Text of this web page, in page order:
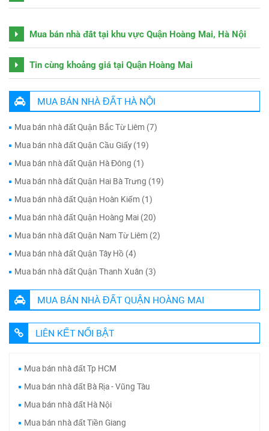
Mua bán nhà đất tại khu vực Quận Hoàng Mai, Hà Nội
Tin cùng khoảng giá tại Quận Hoàng Mai
MUA BÁN NHÀ ĐẤT HÀ NỘI
Mua bán nhà đất Quận Bắc Từ Liêm (7)
Mua bán nhà đất Quận Cầu Giấy (19)
Mua bán nhà đất Quận Hà Đông (1)
Mua bán nhà đất Quận Hai Bà Trưng (19)
Mua bán nhà đất Quận Hoàn Kiếm (1)
Mua bán nhà đất Quận Hoàng Mai (20)
Mua bán nhà đất Quận Nam Từ Liêm (2)
Mua bán nhà đất Quận Tây Hồ (4)
Mua bán nhà đất Quận Thanh Xuân (3)
MUA BÁN NHÀ ĐẤT QUẬN HOÀNG MAI
LIÊN KẾT NỔI BẬT
Mua bán nhà đất Tp HCM
Mua bán nhà đất Bà Rịa - Vũng Tàu
Mua bán nhà đất Hà Nội
Mua bán nhà đất Tiền Giang